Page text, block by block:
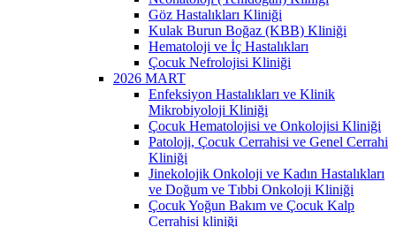
Göz Hastalıkları Kliniği
Kulak Burun Boğaz (KBB) Kliniği
Hematoloji ve İç Hastalıkları
Çocuk Nefrolojisi Kliniği
2026 MART
Enfeksiyon Hastalıkları ve Klinik
Mikrobiyoloji Kliniği
Çocuk Hematolojisi ve Onkolojisi Kliniği
Patoloji, Çocuk Cerrahisi ve Genel Cerrahi
Kliniği
Jinekolojik Onkoloji ve Kadın Hastalıkları
ve Doğum ve Tıbbi Onkoloji Kliniği
Çocuk Yoğun Bakım ve Çocuk Kalp
Cerrahisi kliniği